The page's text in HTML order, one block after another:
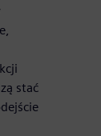
stać